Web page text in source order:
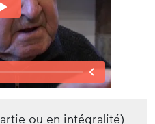
ou en intégralité)